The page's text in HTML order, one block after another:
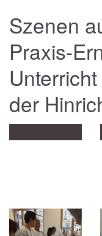
Szenen
Praxis-
der